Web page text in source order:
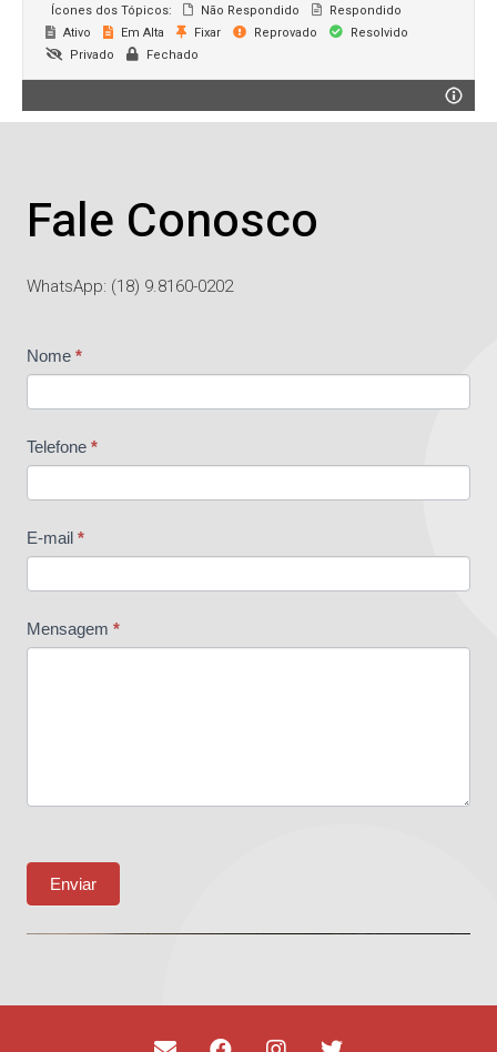
Ícones dos Tópicos: Não Respondido
Respondido
Ativo
Em Alta Fixar Reprovado
Resolvido
Privado
Fechado
Fale Conosco
WhatsApp: (18) 9.8160-0202
Contato
Nome *
Telefone *
E-mail *
Mensagem *
Enviar